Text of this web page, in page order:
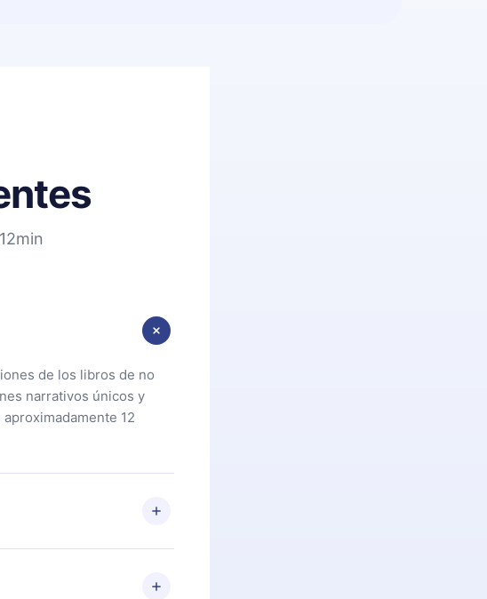
de los libros de no
narrativos únicos y
12
nuestra biblioteca. Si por
contacta a